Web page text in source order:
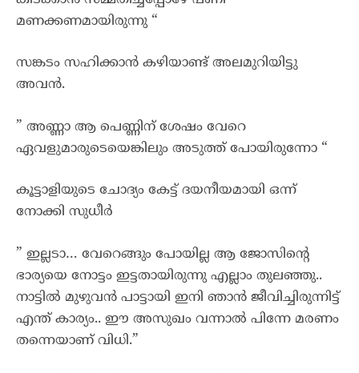
മണക്കണമായിരുന്നു “
സങ്കടം സഹിക്കാൻ കഴിയാണ്ട് അലമുറിയിട്ടു
അവൻ.
” അണ്ണാ ആ പെണ്ണിന് ശേഷം വേറെ
ഏവളുമാരുടെയെങ്കിലും അടുത്ത് പോയിരുന്നോ “
കൂട്ടാളിയുടെ ചോദ്യം കേട്ട് ദയനീയമായി ഒന്ന്
നോക്കി സുധീർ
” ഇല്ലടാ… വേറെങ്ങും പോയില്ല ആ ജോസിന്റെ
ഭാര്യയെ നോട്ടം ഇട്ടതായിരുന്നു എല്ലാം തുലഞ്ഞു..
നാട്ടിൽ മുഴുവൻ പാട്ടായി ഇനി ഞാൻ ജീവിച്ചിരുന്നിട്ട്
എന്ത് കാര്യം.. ഈ അസുഖം വന്നാൽ പിന്നേ മരണം
തന്നെയാണ് വിധി.”